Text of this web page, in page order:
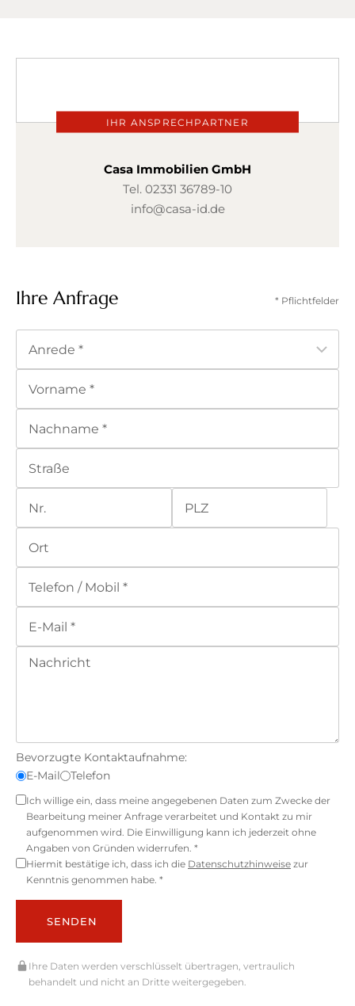
Ihre Anfrage * Pflichtfelder
Bevorzugte Kontaktaufnahme:
E-Mail
Telefon
Ich willige ein, dass meine angegebenen Daten zum Zwecke der
Bearbeitung meiner Anfrage verarbeitet und Kontakt zu mir
aufgenommen wird. Die Einwilligung kann ich jederzeit ohne
Angaben von Gründen widerrufen. *
Hiermit bestätige ich, dass ich die Datenschutzhinweise zur
Kenntnis genommen habe. *
SENDEN
Ihre Daten werden verschlüsselt übertragen, vertraulich
behandelt und nicht an Dritte weitergegeben.
IHR ANSPRECHPARTNER
Casa Immobilien GmbH
Tel. 02331 36789-10
info@casa-id.de